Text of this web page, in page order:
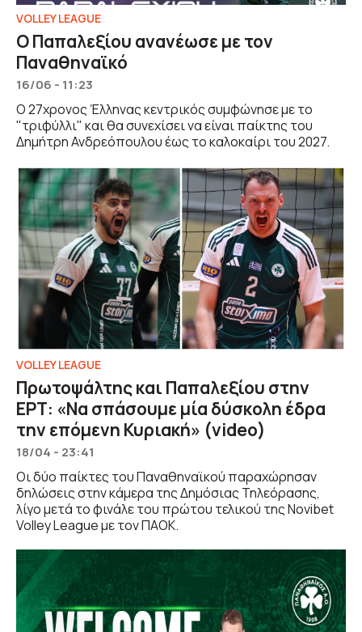
VOLLEY LEAGUE
Ο Παπαλεξίου ανανέωσε με τον
Παναθηναϊκό
16/06 - 11:23
Ο 27χρονος Έλληνας κεντρικός συμφώνησε με το
"τριφύλλι" και θα συνεχίσει να είναι παίκτης του
Δημήτρη Ανδρεόπουλου έως το καλοκαίρι του 2027.
VOLLEY LEAGUE
Πρωτοψάλτης και Παπαλεξίου στην
ΕΡΤ: «Να σπάσουμε μία δύσκολη έδρα
την επόμενη Κυριακή» (video)
18/04 - 23:41
Οι δύο παίκτες του Παναθηναϊκού παραχώρησαν
δηλώσεις στην κάμερα της Δημόσιας Τηλεόρασης,
λίγο μετά το φινάλε του πρώτου τελικού της Novibet
Volley League με τον ΠΑΟΚ.